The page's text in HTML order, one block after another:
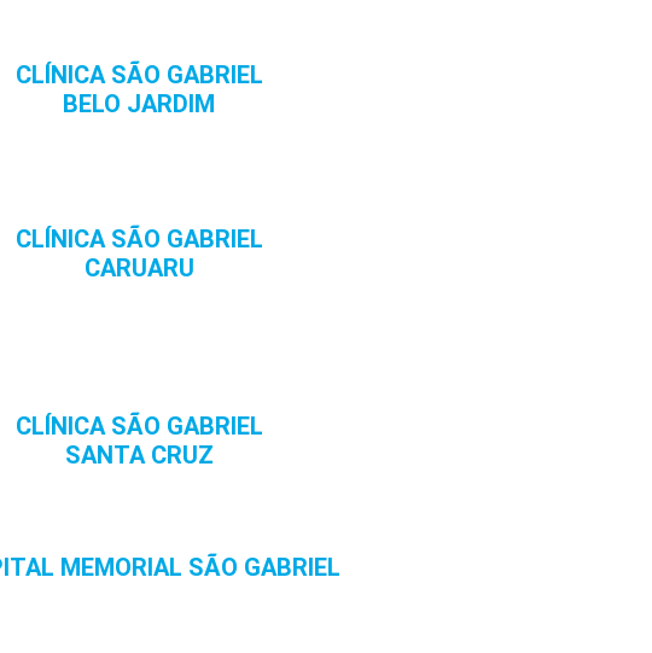
CLÍNICA SÃO GABRIEL
BELO JARDIM
CLÍNICA SÃO GABRIEL
CARUARU
CLÍNICA SÃO GABRIEL
SANTA CRUZ
MEMORIAL SÃO GABRIEL